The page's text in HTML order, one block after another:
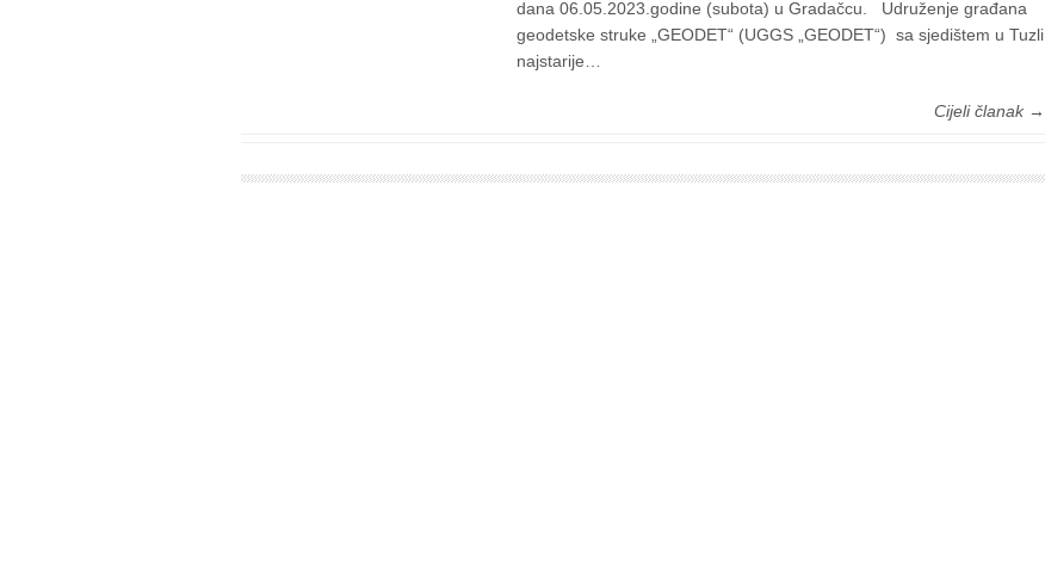
dana 06.05.2023.godine (subota) u Gradačcu. Udruženje građana
geodetske struke „GEODET“ (UGGS „GEODET“) sa sjedištem u Tuzli
najstarije…
Cijeli članak →